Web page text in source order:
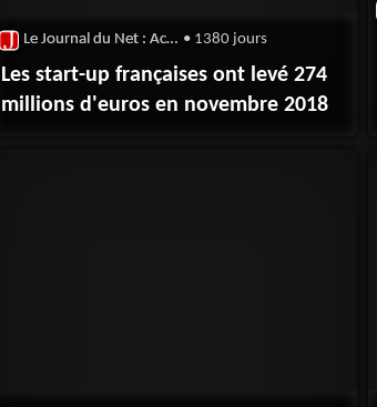
Le Journal du Net : Actualité du Capital-Risque • 1380 jours
Les start-up françaises ont levé 274
millions d'euros en novembre 2018